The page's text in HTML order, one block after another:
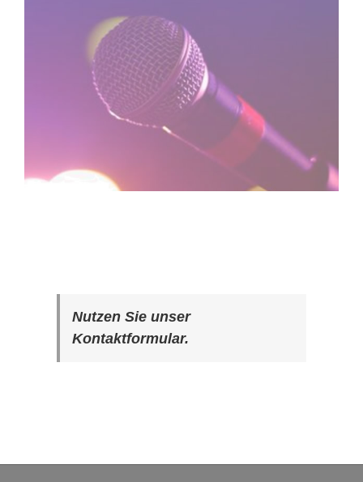
Nutzen Sie unser
Kontaktformular.